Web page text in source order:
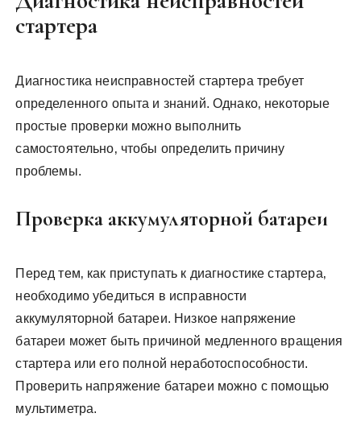
стартера
Диагностика неисправностей стартера требует
определенного опыта и знаний. Однако‚ некоторые
простые проверки можно выполнить
самостоятельно‚ чтобы определить причину
проблемы.
Проверка аккумуляторной батареи
Перед тем‚ как приступать к диагностике стартера‚
необходимо убедиться в исправности
аккумуляторной батареи. Низкое напряжение
батареи может быть причиной медленного вращения
стартера или его полной неработоспособности.
Проверить напряжение батареи можно с помощью
мультиметра.